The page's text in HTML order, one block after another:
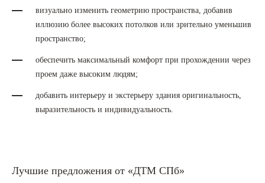
визуально изменить геометрию пространства, добавив
иллюзию более высоких потолков или зрительно уменьшив
пространство;
обеспечить максимальный комфорт при прохождении через
проем даже высоким людям;
добавить интерьеру и экстерьеру здания оригинальность,
выразительность и индивидуальность.
Лучшие предложения от «ДТМ СПб»